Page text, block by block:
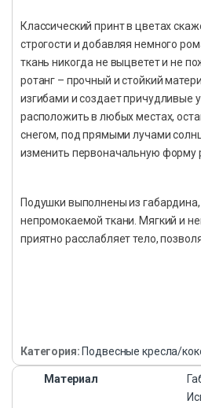
Классический принт в цветах
строгости и добавляя немного
ткань никогда не выцветет и не
ротанг – прочный и стойкий
изгибами и создает причудливые
расположить в любых местах,
снегом, под прямыми лучами
изменить первоначальную форму
Подушки выполнены из габардина,
непромокаемой ткани. Мягкий и
приятно расслабляет тело,
Категория: Подвесные кресла/
Материал